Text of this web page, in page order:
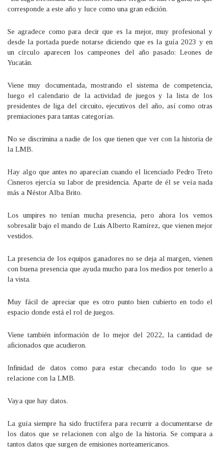
corresponde a este año y luce como una gran edición.
Se agradece como para decir que es la mejor, muy profesional y
desde la portada puede notarse diciendo que es la guía 2023 y en
un círculo aparecen los campeones del año pasado: Leones de
Yucatán.
Viene muy documentada, mostrando el sistema de competencia,
luego el calendario de la actividad de juegos y la lista de los
presidentes de liga del circuito, ejecutivos del año, así como otras
premiaciones para tantas categorías.
No se discrimina a nadie de los que tienen que ver con la historia de
la LMB.
Hay algo que antes no aparecían cuando el licenciado Pedro Treto
Cisneros ejercía su labor de presidencia. Aparte de él se veía nada
más a Néstor Alba Brito.
Los umpires no tenían mucha presencia, pero ahora los vemos
sobresalir bajo el mando de Luis Alberto Ramírez, que vienen mejor
vestidos.
La presencia de los equipos ganadores no se deja al margen, vienen
con buena presencia que ayuda mucho para los medios por tenerlo a
la vista.
Muy fácil de apreciar que es otro punto bien cubierto en todo el
espacio donde está el rol de juegos.
Viene también información de lo mejor del 2022, la cantidad de
aficionados que acudieron.
Infinidad de datos como para estar checando todo lo que se
relacione con la LMB.
Vaya que hay datos.
La guía siempre ha sido fructífera para recurrir a documentarse de
los datos que se relacionen con algo de la historia. Se compara a
tantos datos que surgen de emisiones norteamericanos.